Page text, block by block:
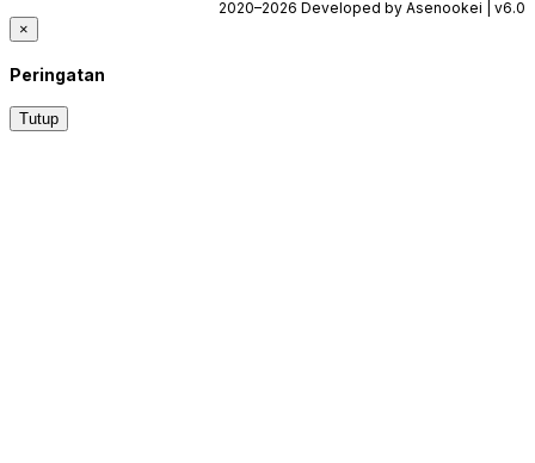
2020–2026 Developed by Asenookei | v6.0
×
Peringatan
Tutup